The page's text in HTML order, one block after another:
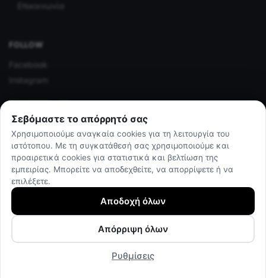
Επικοινωνία
FOLLOW
Facebook
© The athletes shop 2025
Σεβόμαστε το απόρρητό σας
Χρησιμοποιούμε αναγκαία cookies για τη λειτουργία του
ιστότοπου. Με τη συγκατάθεσή σας χρησιμοποιούμε και
προαιρετικά cookies για στατιστικά και βελτίωση της
εμπειρίας. Μπορείτε να αποδεχθείτε, να απορρίψετε ή να
επιλέξετε.
Αποδοχή όλων
Απόρριψη όλων
Ρυθμίσεις